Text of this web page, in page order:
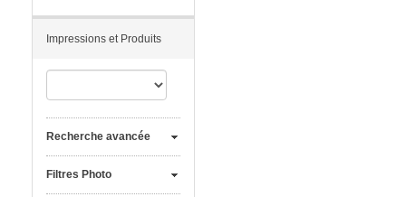
Impressions et Produits
Recherche avancée
Filtres Photo